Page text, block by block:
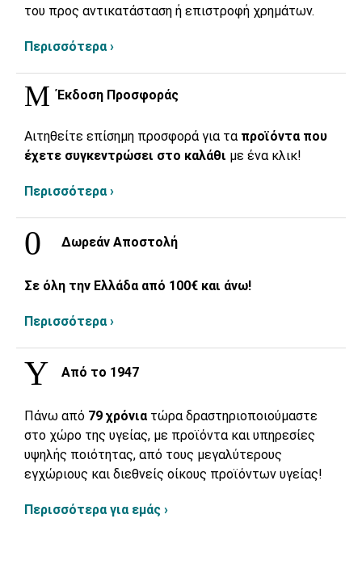
του προς αντικατάσταση ή επιστροφή χρημάτων.
Περισσότερα ›
Έκδοση Προσφοράς
Αιτηθείτε επίσημη προσφορά για τα προϊόντα που
έχετε συγκεντρώσει στο καλάθι με ένα κλικ!
Περισσότερα ›
Δωρεάν Αποστολή
Σε όλη την Ελλάδα από 100€ και άνω!
Περισσότερα ›
Από το 1947
Πάνω από 79 χρόνια τώρα δραστηριοποιούμαστε
στο χώρο της υγείας, με προϊόντα και υπηρεσίες
υψηλής ποιότητας, από τους μεγαλύτερους
εγχώριους και διεθνείς οίκους προϊόντων υγείας!
Περισσότερα για εμάς ›